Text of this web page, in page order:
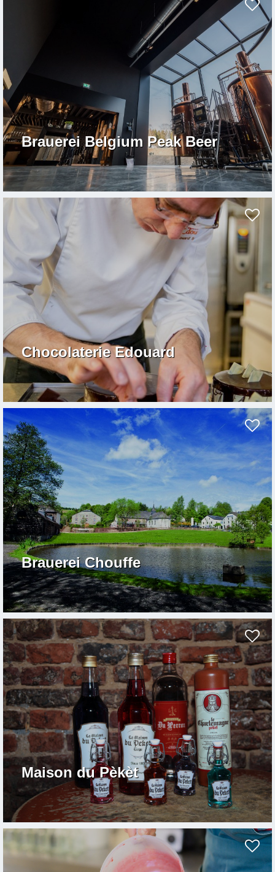
Brauerei Belgium Peak Beer
Chocolaterie Edouard
Brauerei Chouffe
Maison du Pèkèt